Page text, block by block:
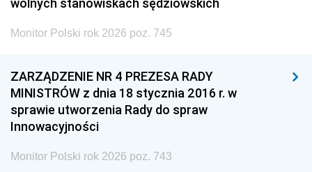
Monitor Polski rok 2026 poz. 745
ZARZĄDZENIE NR 4 PREZESA RADY
MINISTRÓW z dnia 18 stycznia 2016 r. w
sprawie utworzenia Rady do spraw
Innowacyjności
Monitor Polski rok 2026 poz. 743